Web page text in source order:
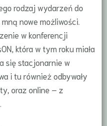
rodzaj wydarzeń do
nowe możliwości.
w konferencji
która w tym roku miała
się stacjonarnie w
i tu również odbywały
oraz online – z